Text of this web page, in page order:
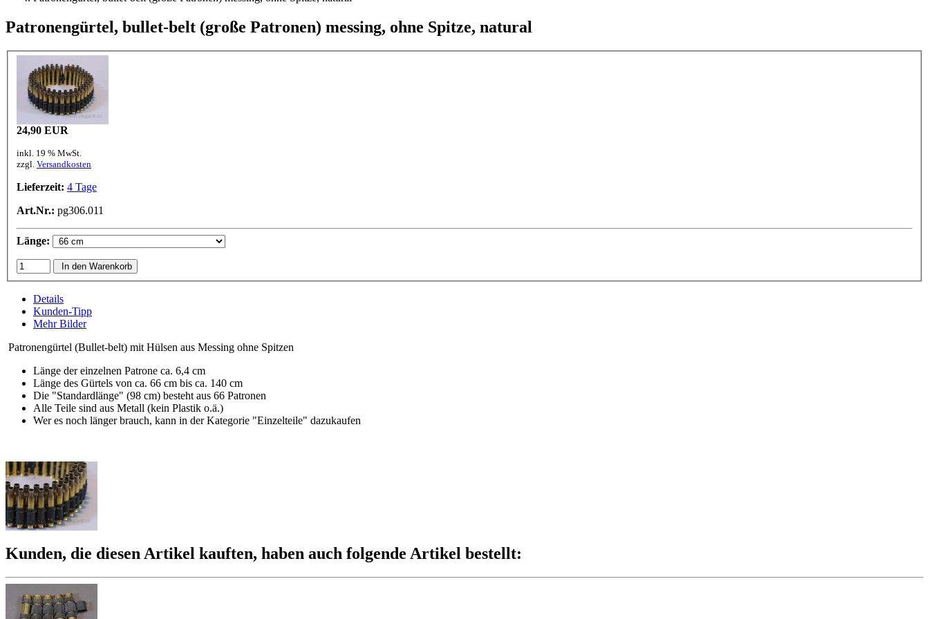
Patronengürtel, bullet-belt (große Patronen) messing, ohne Spitze, natural
24,90 EUR
inkl. 19 % MwSt.
zzgl. Versandkosten
Lieferzeit: 4 Tage
Art.Nr.: pg306.011
Länge:
In den Warenkorb
Details
Kunden-Tipp
Mehr Bilder
Patronengürtel (Bullet-belt) mit Hülsen aus Messing ohne Spitzen
Länge der einzelnen Patrone ca. 6,4 cm
Länge des Gürtels von ca. 66 cm bis ca. 140 cm
Die "Standardlänge" (98 cm) besteht aus 66 Patronen
Alle Teile sind aus Metall (kein Plastik o.ä.)
Wer es noch länger brauch, kann in der Kategorie "Einzelteile" dazukaufen
Kunden, die diesen Artikel kauften, haben auch folgende Artikel bestellt: